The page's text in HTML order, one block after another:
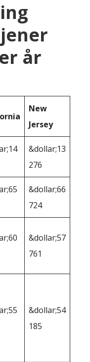
år
New
Jersey
&dollar;13
276
&dollar;66
724
&dollar;57
761
&dollar;54
185